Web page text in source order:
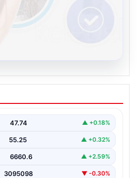
Dijital İletişimin Seviyeli
Deneyimi
barındırmaktadır. Halen
47.74 ▲ +0.18%
55.25 ▲ +0.32%
6660.6 ▲ +2.59%
3095098 ▼ -0.30%